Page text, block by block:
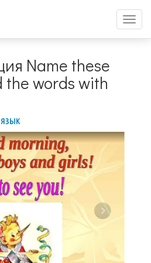
меню
Name these
the words with